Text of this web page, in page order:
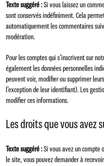
Texte suggéré :Si vous laissez un
sont conservés indéfiniment. Cela
automatiquement les commentaires
modération.
Pour les comptes qui s’inscrivent sur
également les données personnelles
peuvent voir, modifier ou supprimer
l’exception de leur identifiant). Les
modifier ces informations.
Les droits que vous avez
Texte suggéré :Si vous avez un compte
le site, vous pouvez demander à